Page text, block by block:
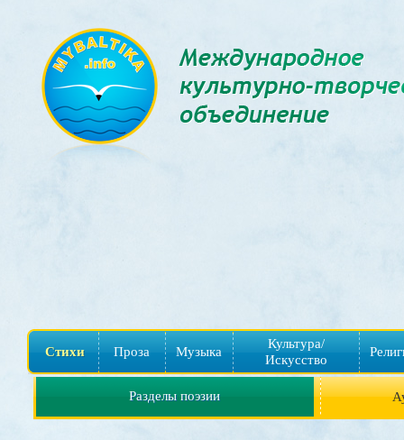
Стихи Проза Музыка
Культура/
Искусство
Разделы поэзии